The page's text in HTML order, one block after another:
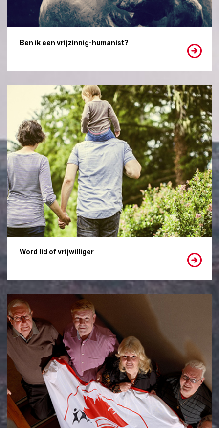
Ben ik een vrijzinnig-humanist?
Word lid of vrijwilliger